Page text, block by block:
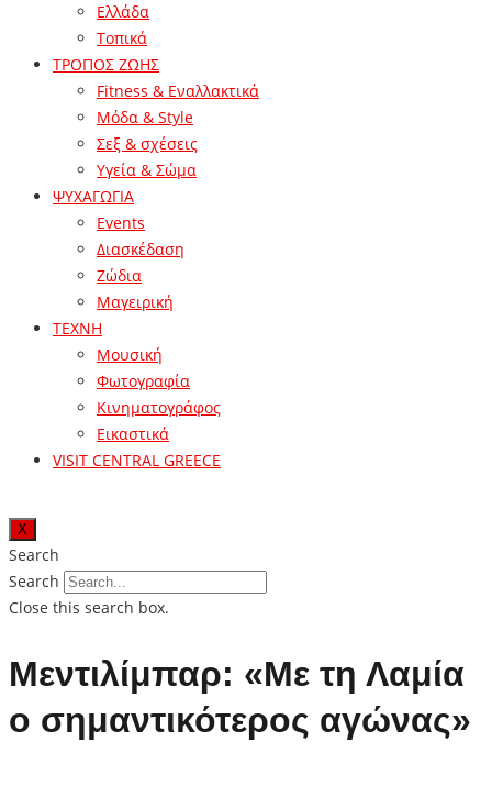
Ελλάδα
Τοπικά
ΤΡΟΠΟΣ ΖΩΗΣ
Fitness & Εναλλακτικά
Μόδα & Style
Σεξ & σχέσεις
Υγεία & Σώμα
ΨΥΧΑΓΩΓΙΑ
Events
Διασκέδαση
Ζώδια
Μαγειρική
ΤΕΧΝΗ
Μουσική
Φωτογραφία
Κινηματογράφος
Εικαστικά
VISIT CENTRAL GREECE
X
Search
Search
Close this search box.
Μεντιλίμπαρ: «Με τη Λαμία
ο σημαντικότερος αγώνας»